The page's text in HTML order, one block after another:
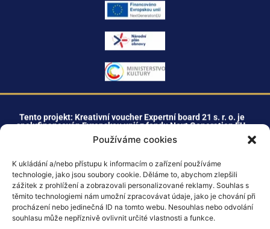
Používáme cookies
K ukládání a/nebo přístupu k informacím o zařízení používáme
technologie, jako jsou soubory cookie. Děláme to, abychom zlepšili
zážitek z prohlížení a zobrazovali personalizované reklamy. Souhlas s
těmito technologiemi nám umožní zpracovávat údaje, jako je chování při
procházení nebo jedinečná ID na tomto webu. Nesouhlas nebo odvolání
souhlasu může nepříznivě ovlivnit určité vlastnosti a funkce.
Tento projekt: Kreativní voucher Expertní board 21 s. r. o. je
spolufinancován Evropskou unií z fondu Next Generation EU.
+420 603 477 211
info@expertniboard21.cz